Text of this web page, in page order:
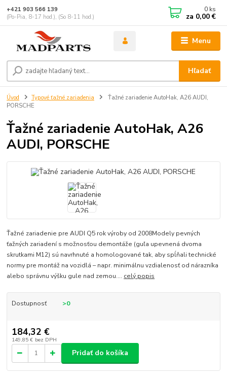
Menu
Hľadať
+421 903 566 139
(Po-Pia, 8-17 hod.), (So 8-11 hod.)
0 ks
za 0,00 €
Úvod Typové ťažné zariadenia
Ťažné zariadenie AutoHak, A26 AUDI,
PORSCHE
Ťažné zariadenie AutoHak, A26
AUDI, PORSCHE
Ťažné zariadenie pre AUDI Q5 rok výroby od 2008Modely pevných
ťažných zariadení s možnosťou demontáže (guľa upevnená dvoma
skrutkami M12) sú navrhnuté a homologované tak, aby spĺňali technické
normy pre montáž na vozidlá – napr. minimálnu vzdialenosť od nárazníka
alebo správnu výšku gule nad zemou.... celý popis
Dostupnosť >0
184,32 €
149,85 € bez DPH
Pridať do košíka